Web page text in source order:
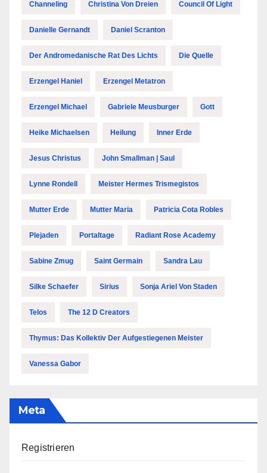
Channeling Christina Von Dreien Council Of Light
Danielle Gernandt Daniel Scranton
Der Andromedanische Rat Des Lichts Die Quelle
Erzengel Haniel Erzengel Metatron
Erzengel Michael Gabriele Meusburger Gott
Heike Michaelsen Heilung Inner Erde
Jesus Christus John Smallman | Saul
Lynne Rondell Meister Hermes Trismegistos
Mutter Erde Mutter Maria Patricia Cota Robles
Plejaden Portaltage Radiant Rose Academy
Sabine Zmug Saint Germain Sandra Lau
Silke Schaefer Sirius Sonja Ariel Von Staden
Telos The 12 D Creators
Thymus: Das Kollektiv Der Aufgestiegenen Meister
Vanessa Gabor
Meta
Registrieren